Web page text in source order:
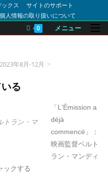
クス
サイトのサポート
個人情報の取り扱いについて
0
メニュー
年8月-12月 >
る
トラン・マ
「L'Émission a
déjà
commencé」：
映画監督ベルト
ラン・マンディ
ックする